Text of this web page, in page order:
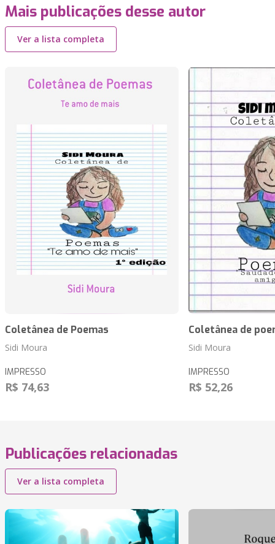
Mais publicações desse autor
Ver a lista completa
Coletânea de Poemas
Sidi Moura
IMPRESSO
R$ 74,63
Coletânea de
Sidi Moura
IMPRESSO
R$ 52,26
Publicações relacionadas
Ver a lista completa